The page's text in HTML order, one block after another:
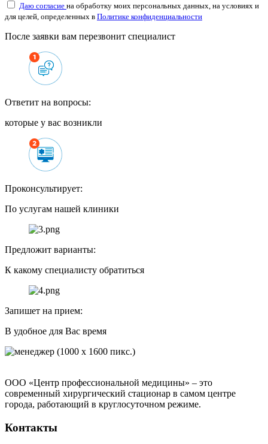
Даю согласие на обработку моих персональных данных, на условиях и
для целей, определенных в Политике конфиденциальности
После заявки вам перезвонит специалист
Ответит на вопросы:
которые у вас возникли
Проконсультирует:
По услугам нашей клиники
Предложит варианты:
К какому специалисту обратиться
Запишет на прием:
В удобное для Вас время
ООО «Центр профессиональной медицины» – это
современный хирургический стационар в самом центре
города, работающий в круглосуточном режиме.
Контакты